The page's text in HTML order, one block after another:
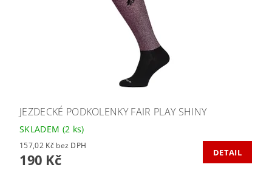
JEZDECKÉ PODKOLENKY FAIR PLAY SHINY
SKLADEM (2 ks)
157,02 Kč bez DPH
190 Kč DETAIL